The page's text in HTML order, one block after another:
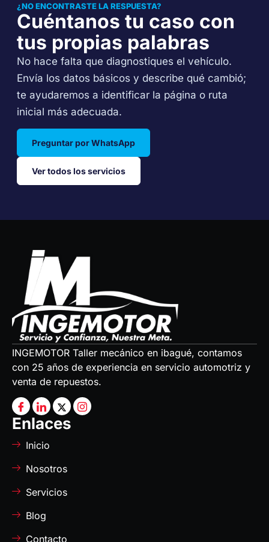
¿NO ENCONTRASTE LA RESPUESTA?
Cuéntanos tu caso con
tus propias palabras
No hace falta que diagnostiques el vehículo.
Envía los datos básicos y describe qué cambió;
te ayudaremos a identificar la página o ruta
inicial más adecuada.
Preguntar por WhatsApp
Ver todos los servicios
INGEMOTOR Taller mecánico en ibagué, contamos
con 25 años de experiencia en servicio automotriz y
venta de repuestos.
Enlaces
Inicio
Nosotros
Servicios
Blog
Contacto